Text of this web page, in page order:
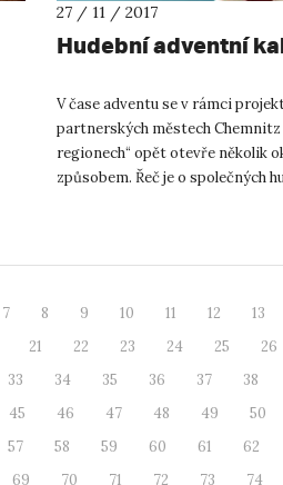
27 / 11 / 2017
Hudební adventní
V čase adventu se v rámci
partnerských městech
regionech“ opět otevře několik
způsobem. Řeč je o společných
7 8 9 10 11 12 13
21 22 23 24 25 26
33 34 35 36 37 38
45 46 47 48 49 50
57 58 59 60 61 62
69 70 71 72 73 74